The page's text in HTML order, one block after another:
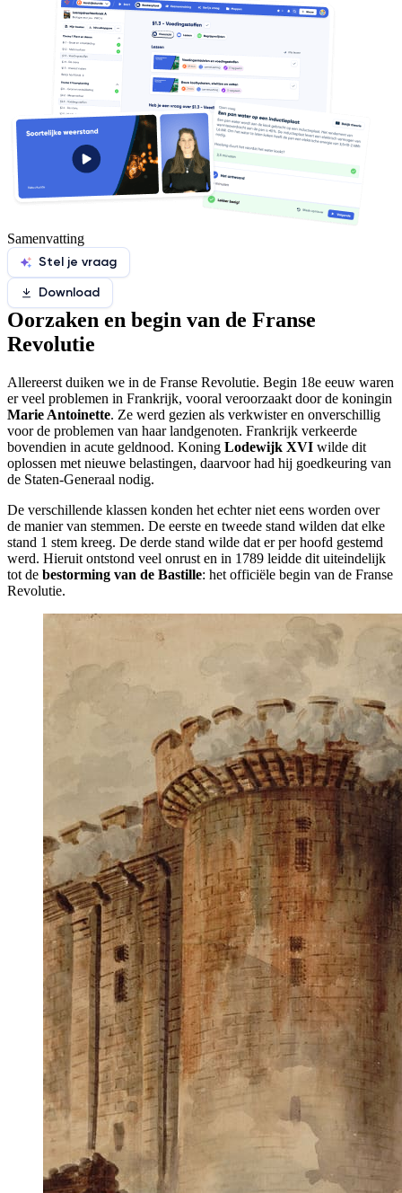
Samenvatting
Stel je vraag
Download
Oorzaken en begin van de Franse
Revolutie
Allereerst duiken we in de Franse Revolutie. Begin 18e eeuw waren
er veel problemen in Frankrijk, vooral veroorzaakt door de koningin
Marie Antoinette. Ze werd gezien als verkwister en onverschillig
voor de problemen van haar landgenoten. Frankrijk verkeerde
bovendien in acute geldnood. Koning Lodewijk XVI wilde dit
oplossen met nieuwe belastingen, daarvoor had hij goedkeuring van
de Staten-Generaal nodig.
De verschillende klassen konden het echter niet eens worden over
de manier van stemmen. De eerste en tweede stand wilden dat elke
stand 1 stem kreeg. De derde stand wilde dat er per hoofd gestemd
werd. Hieruit ontstond veel onrust en in 1789 leidde dit uiteindelijk
tot de bestorming van de Bastille: het officiële begin van de Franse
Revolutie.